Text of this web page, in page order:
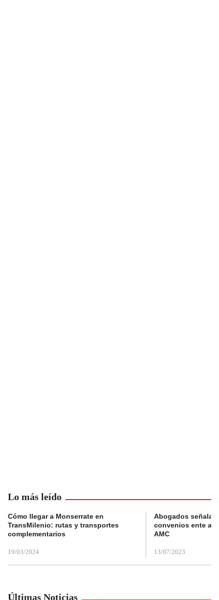
Lo más leído
Cómo llegar a Monserrate en
TransMilenio: rutas y transportes
complementarios
19/03/2024
Abogados
convenios ente
AMC
13/07/2023
Últimas Noticias